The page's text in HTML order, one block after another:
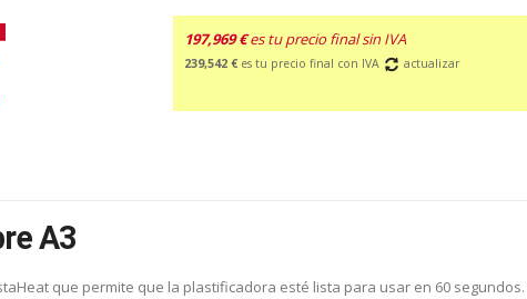
197,969 € es tu precio final sin IVA
239,542 € es tu precio final con IVA actualizar
A3
que permite que la plastificadora esté lista para usar en 60